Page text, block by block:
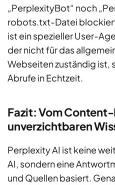
„PerplexityBot“ noch
robots.txt-Datei
ist ein spezieller User-
der nicht für das
Webseiten zuständig ist,
Abrufe in Echtzeit.
Fazit: Vom
unverzichtbaren
Perplexity AI ist keine
AI, sondern eine
und Quellen basiert.